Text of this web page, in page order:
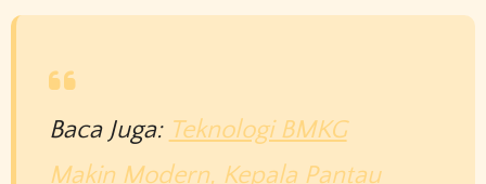
Baca Juga: Teknologi BMKG
Makin Modern, Kepala Pantau